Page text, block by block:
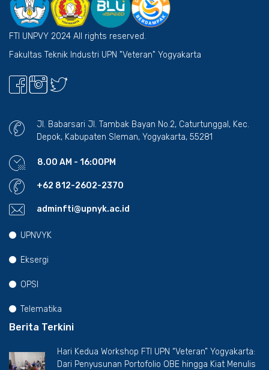
FTI UNPVY 2024 All rights reserved.
Fakultas Teknik Industri UPN "Veteran" Yogyakarta
Jl. Babarsari Jl. Tambak Bayan No.2, Caturtunggal, Kec.
Depok, Kabupaten Sleman, Yogyakarta, 55281
8.00 AM - 16:00PM
+62 812-2602-2370
adminfti@upnyk.ac.id
UPNVYK
Eksergi
OPSI
Telematika
Berita Terkini
Hari Kedua Workshop FTI UPN “Veteran” Yogyakarta:
Dari Penyusunan Portofolio OBE hingga Kiat Menulis